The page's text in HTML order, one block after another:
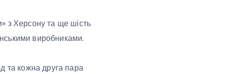
з Херсону та ще шість
виробниками.
та кожна друга пара